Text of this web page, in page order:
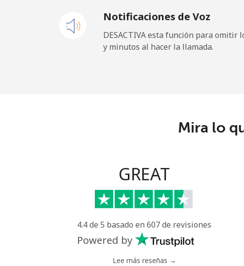
Celular
Sao Tome And Principe
⁦11.9p⁩
Senegal
Línea fija
Serbia
Notificaciones de Voz
DESACTIVA esta función para omitir
y minutos al hacer la llamada.
Mira lo
GREAT
4.4 de 5 basado en 607 de revisiones
Powered by
Lee más reseñas →